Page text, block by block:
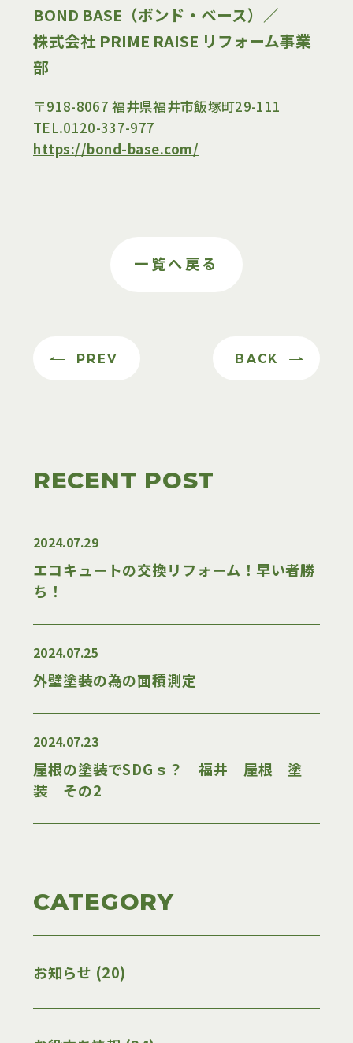
お知らせ・ブログ
会社概要
よくある質問
お問い合わせ
RECENT POST
2024.07.29
エコキュートの交換リフォーム！早い者勝
ち！
2024.07.25
外壁塗装の為の面積測定
2024.07.23
屋根の塗装でSDGｓ？ 福井 屋根 塗
装 その2
CATEGORY
お知らせ (20)
BOND BASE（ボンド・ベース）／
株式会社 PRIME RAISE リフォーム事業
部
〒918-8067 福井県福井市飯塚町29-111
TEL.0120-337-977
https://bond-base.com/
PREV
一覧へ戻る
BACK